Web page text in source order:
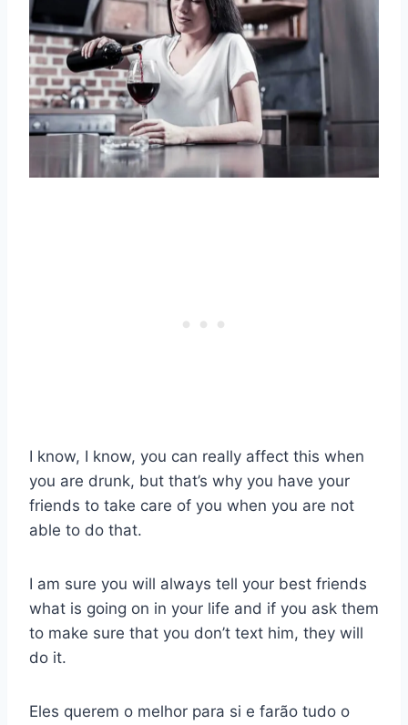
I know, I know, you can really affect this when
you are drunk, but that’s why you have your
friends to take care of you when you are not
able to do that.
I am sure you will always tell your best friends
what is going on in your life and if you ask them
to make sure that you don’t text him, they will
do it.
Eles querem o melhor para si e farão tudo o